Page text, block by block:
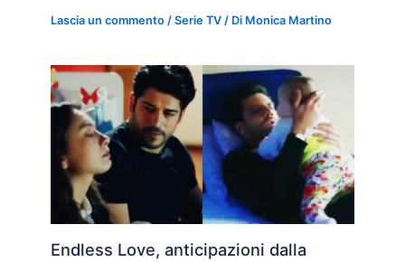
Lascia un commento /Serie TV / Di Monica Martino
Endless Love, anticipazioni dalla